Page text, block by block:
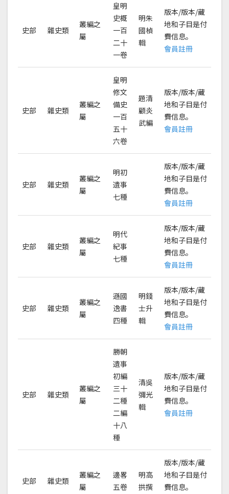
史部 雜史類
叢編之
屬
皇明
史概
一百
二十
一卷
明朱
國楨
輯
版本/版本/藏
地和子目是付
費信息。
會員註冊
史部 雜史類
叢編之
屬
皇明
修文
備史
一百
五十
六卷
題清
顧炎
武編
版本/版本/藏
地和子目是付
費信息。
會員註冊
史部 雜史類
叢編之
屬
明初
遺事
七種
版本/版本/藏
地和子目是付
費信息。
會員註冊
史部 雜史類
叢編之
屬
明代
紀事
七種
版本/版本/藏
地和子目是付
費信息。
會員註冊
史部 雜史類
叢編之
屬
遜國
逸書
四種
明錢
士升
輯
版本/版本/藏
地和子目是付
費信息。
會員註冊
史部 雜史類
叢編之
屬
勝朝
遺事
初編
三十
二種
二編
十八
種
清吳
彌光
輯
版本/版本/藏
地和子目是付
費信息。
會員註冊
史部 雜史類
叢編之
屬
邊畧
五卷
明高
拱撰
版本/版本/藏
地和子目是付
費信息。